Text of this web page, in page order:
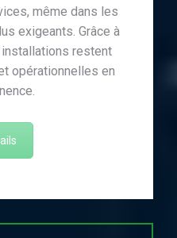
même dans les
exigeants. Grâce à
restent
opérationnelles en